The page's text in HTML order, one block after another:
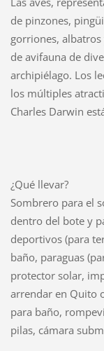
de pinzones,
gorriones,
de avifauna de
archipiélago. Los
los múltiples
Charles Darwin
¿Qué llevar?
Sombrero para el
dentro del bote y
deportivos (para
baño, paraguas
protector solar,
arrendar en Quito
para baño,
pilas, cámara